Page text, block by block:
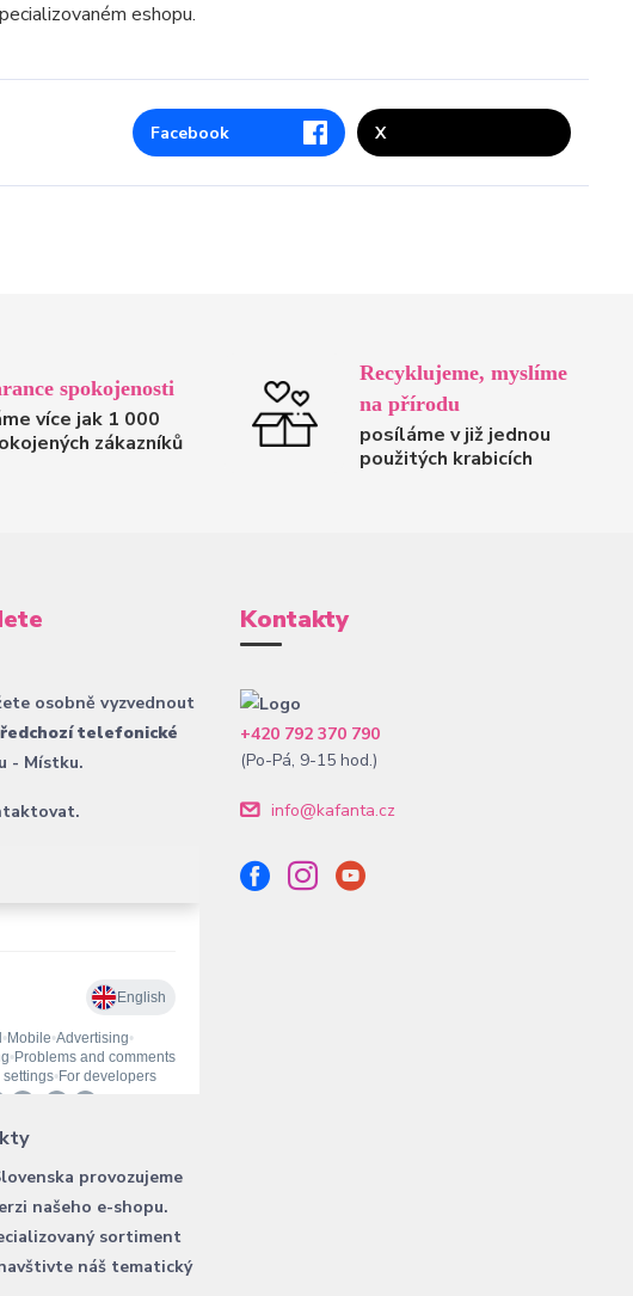
eshopu.
Facebook
spokojenosti
více jak 1 000
zákazníků
Recyklujeme, myslíme
na přírodu
posíláme v již jednou
použitých krabicích
osobně vyzvednout
telefonické
- Místku.
provozujeme
našeho e-shopu.
sortiment
náš tematický
Kontakty
+420 792 370 790
(Po-Pá, 9-15 hod.)
info@kafanta.cz